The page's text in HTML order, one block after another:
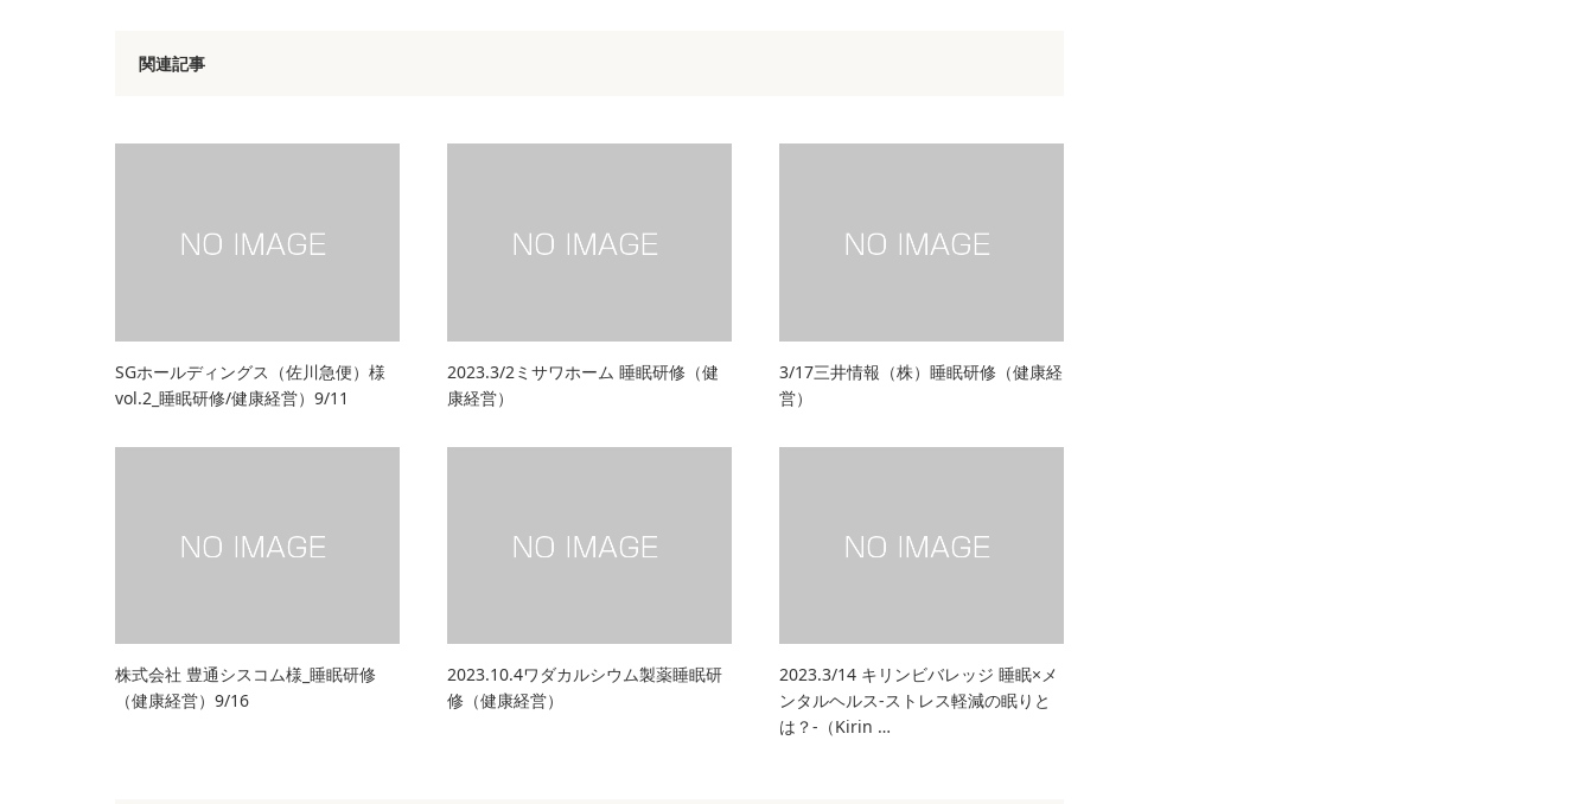
関連記事
SGホールディングス（佐川急便）様
vol.2_睡眠研修/健康経営）9/11
2023.3/2ミサワホーム 睡眠研修（健
康経営）
3/17三井情報（株）睡眠研修（健康経
営）
株式会社 豊通シスコム様_睡眠研修
（健康経営）9/16
2023.10.4ワダカルシウム製薬睡眠研
修（健康経営）
2023.3/14 キリンビバレッジ 睡眠×メ
ンタルヘルス-ストレス軽減の眠りと
は？-（Kirin …